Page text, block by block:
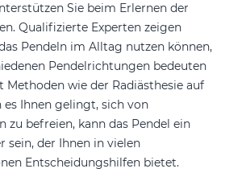
Sie beim Erlernen der
Qualifizierte Experten zeigen
Pendeln im Alltag nutzen können,
Pendelrichtungen bedeuten
Methoden wie der Radiästhesie auf
es Ihnen gelingt, sich von
zu befreien, kann das Pendel ein
sein, der Ihnen in vielen
Entscheidungshilfen bietet.